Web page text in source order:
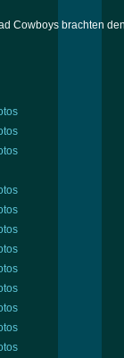
Cowboys brachten